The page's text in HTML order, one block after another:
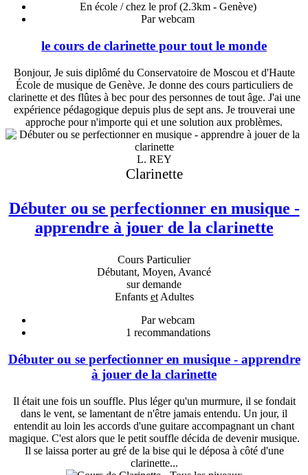
En école / chez le prof(2.3km - Genève)
Par webcam
le cours de clarinette pour tout le monde
Bonjour, Je suis diplômé du Conservatoire de Moscou et d'Haute
École de musique de Genève. Je donne des cours particuliers de
clarinette et des flûtes à bec pour des personnes de tout âge. J'ai une
expérience pédagogique depuis plus de sept ans. Je trouverai une
approche pour n'importe qui et une solution aux problèmes.
L. REY
Clarinette
Débuter ou se perfectionner en musique -
apprendre à jouer de la clarinette
Cours Particulier
Débutant, Moyen, Avancé
sur demande
Enfants etAdultes
Par webcam
1 recommandations
Débuter ou se perfectionner en musique - apprendre
à jouer de la clarinette
Il était une fois un souffle. Plus léger qu'un murmure, il se fondait
dans le vent, se lamentant de n'être jamais entendu. Un jour, il
entendit au loin les accords d'une guitare accompagnant un chant
magique. C'est alors que le petit souffle décida de devenir musique.
Il se laissa porter au gré de la bise qui le déposa à côté d'une
clarinette...